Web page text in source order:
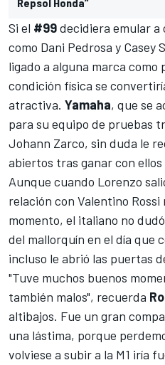
Si el #99decidiera emular
como Dani Pedrosa y Casey
ligado a alguna marca como
condición física se
atractiva. Yamaha, que se
para su equipo de pruebas
Johann Zarco, sin duda le
abiertos tras ganar con
Aunque cuando Lorenzo
relación con Valentino Rossi
momento, el italiano no
del mallorquín en el día que
incluso le abrió las puertas
"Tuve muchos buenos
también malos", recuerda
altibajos. Fue un gran
una lástima, porque
volviese a subir a la M1 iría